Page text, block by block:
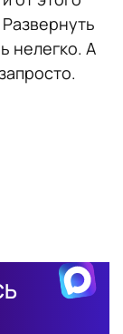
нелегко. А